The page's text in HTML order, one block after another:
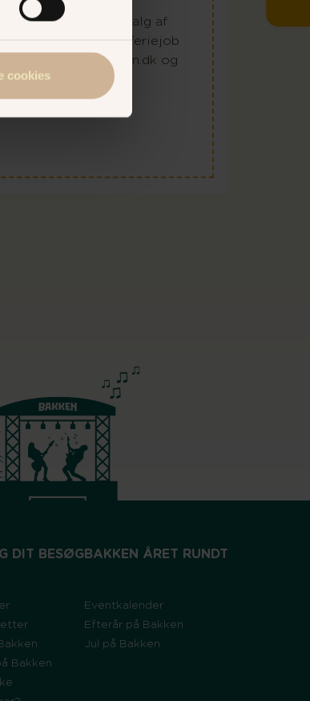
cookies
du et bredt udvalg af
fra sommerferiejob
nye job på Bakken.dk og
DIT BESØG
Bakken
BAKKEN ÅRET RUNDT
Eventkalender
Efterår på Bakken
Jul på Bakken